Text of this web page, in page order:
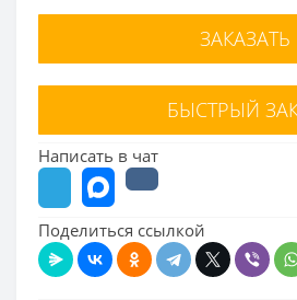
ЗАКАЗАТЬ
БЫСТРЫЙ
Написать в чат
Поделиться ссылкой